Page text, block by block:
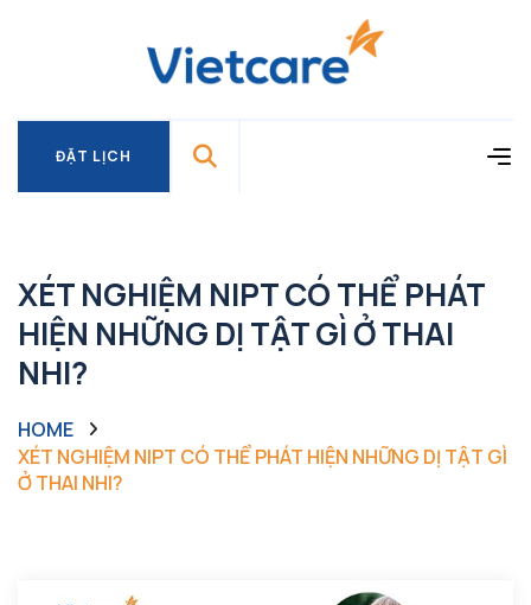
ĐẶT LỊCH
XÉT NGHIỆM NIPT CÓ THỂ PHÁT
HIỆN NHỮNG DỊ TẬT GÌ Ở THAI
NHI?
HOME
XÉT NGHIỆM NIPT CÓ THỂ PHÁT HIỆN NHỮNG DỊ TẬT GÌ
Ở THAI NHI?